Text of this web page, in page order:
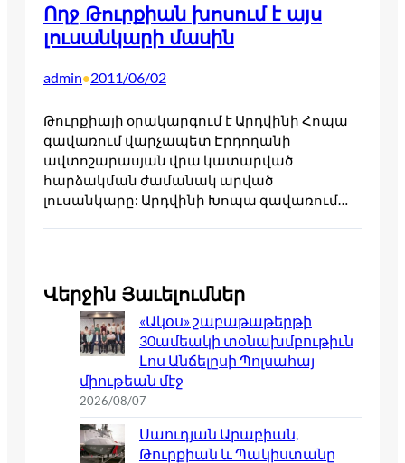
Ողջ Թուրքիան խոսում է այս
լուսանկարի մասին
admin•2011/06/02
Թուրքիայի օրակարգում է Արդվինի Հոպա
գավառում վարչապետ Էրդողանի
ավտոշարասյան վրա կատարված
հարձակման ժամանակ արված
լուսանկարը: Արդվինի Խոպա գավառում…
Վերջին Յաւելումներ
«Ակօս» շաբաթաթերթի
30ամեակի տօնախմբութիւն
Լոս Անճելըսի Պոլսահայ
միութեան մէջ
2026/08/07
Սաուդյան Արաբիան,
Թուրքիան և Պակիստանը